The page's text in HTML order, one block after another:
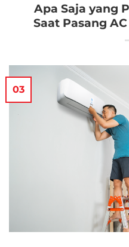
Apa Saja yang
Saat Pasang
03